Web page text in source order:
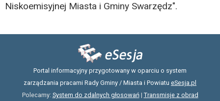
Niskoemisyjnej Miasta i Gminy Swarzędz".
Portal informacyjny przygotowany w oparciu o system
zarządzania pracami Rady Gminy / Miasta i Powiatu eSesja.pl
Polecamy: System do zdalnych głosowań| Transmisje z obrad